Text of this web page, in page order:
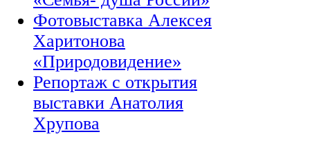
Фотовыставка Алексея
Харитонова
«Природовидение»
Репортаж с открытия
выставки Анатолия
Хрупова